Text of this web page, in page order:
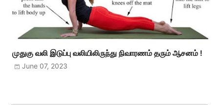
முதுகு வலி இடுப்பு வலியிலிருந்து நிவாரணம் தரும் ஆசனம் !
June 07, 2023